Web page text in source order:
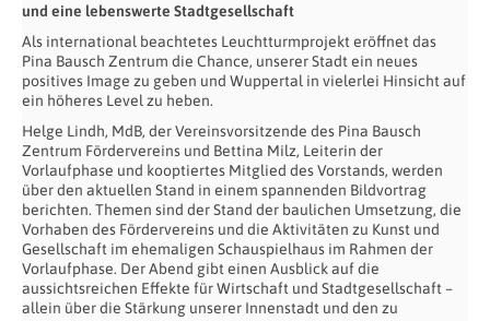
und eine lebenswerte Stadtgesellschaft
Als international beachtetes Leuchtturmprojekt eröffnet das
Pina Bausch Zentrum die Chance, unserer Stadt ein neues
positives Image zu geben und Wuppertal in vielerlei Hinsicht auf
ein höheres Level zu heben.
Helge Lindh, MdB, der Vereinsvorsitzende des Pina Bausch
Zentrum Fördervereins und Bettina Milz, Leiterin der
Vorlaufphase und kooptiertes Mitglied des Vorstands, werden
über den aktuellen Stand in einem spannenden Bildvortrag
berichten. Themen sind der Stand der baulichen Umsetzung, die
Vorhaben des Fördervereins und die Aktivitäten zu Kunst und
Gesellschaft im ehemaligen Schauspielhaus im Rahmen der
Vorlaufphase. Der Abend gibt einen Ausblick auf die
aussichtsreichen Effekte für Wirtschaft und Stadtgesellschaft –
allein über die Stärkung unserer Innenstadt und den zu